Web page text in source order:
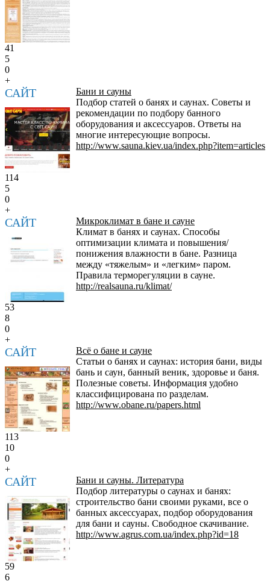
41
5
0
+
САЙТ
Бани и сауны
Подбор статей о банях и саунах. Советы и
рекомендации по подбору банного
оборудования и аксессуаров. Ответы на
многие интересующие вопросы.
http://www.sauna.kiev.ua/index.php?item=articles
114
5
0
+
САЙТ
Микроклимат в бане и сауне
Климат в банях и саунах. Способы
оптимизации климата и повышения/
понижения влажности в бане. Разница
между «тяжелым» и «легким» паром.
Правила терморегуляции в сауне.
http://realsauna.ru/klimat/
53
8
0
+
САЙТ
Всё о бане и сауне
Статьи о банях и саунах: история бани, виды
бань и саун, банный веник, здоровье и баня.
Полезные советы. Информация удобно
классифицирована по разделам.
http://www.obane.ru/papers.html
113
10
0
+
САЙТ
Бани и сауны. Литература
Подбор литературы о саунах и банях:
строительство бани своими руками, все о
банных аксессуарах, подбор оборудования
для бани и сауны. Свободное скачивание.
http://www.agrus.com.ua/index.php?id=18
59
6